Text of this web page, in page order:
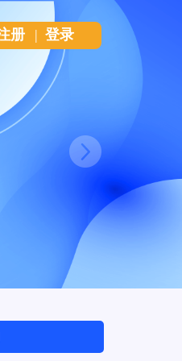
Next
册 | 登录